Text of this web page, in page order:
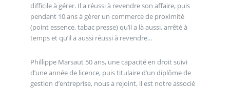
difficile à gérer. Il a réussi à revendre son affaire, puis
pendant 10 ans à gérer un commerce de proximité
(point essence, tabac presse) qu’il a là aussi, arrêté à
temps et qu’il a aussi réussi à revendre...
Phillippe Marsaut 50 ans, une capacité en droit suivi
d’une année de licence, puis titulaire d’un diplôme de
gestion d’entreprise, nous a rejoint, il est notre associé